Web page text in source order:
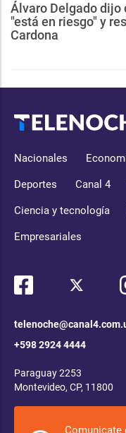
Álvaro Delgado dijo
"está en riesgo" y
Cardona
Nacionales
Deportes Canal 4
Ciencia y tecnología
Empresariales
+598 2924 4444
Paraguay 2253
Montevideo, CP, 11800
Comunicate